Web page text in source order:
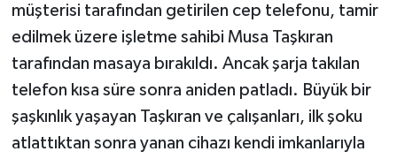
müşterisi tarafından getirilen cep telefonu, tamir
edilmek üzere işletme sahibi Musa Taşkıran
tarafından masaya bırakıldı. Ancak şarja takılan
telefon kısa süre sonra aniden patladı. Büyük bir
şaşkınlık yaşayan Taşkıran ve çalışanları, ilk şoku
atlattıktan sonra yanan cihazı kendi imkanlarıyla